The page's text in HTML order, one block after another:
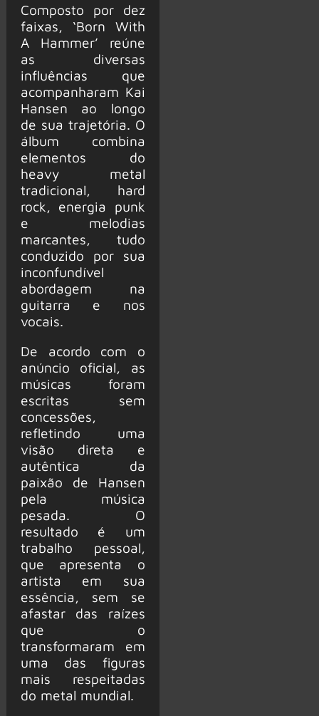
Composto por dez
faixas, ‘Born With
A Hammer’ reúne
as diversas
influências que
acompanharam Kai
Hansen ao longo
de sua trajetória. O
álbum combina
elementos do
heavy metal
tradicional, hard
rock, energia punk
e melodias
marcantes, tudo
conduzido por sua
inconfundível
abordagem na
guitarra e nos
vocais.
De acordo com o
anúncio oficial, as
músicas foram
escritas sem
concessões,
refletindo uma
visão direta e
autêntica da
paixão de Hansen
pela música
pesada. O
resultado é um
trabalho pessoal,
que apresenta o
artista em sua
essência, sem se
afastar das raízes
que o
transformaram em
uma das figuras
mais respeitadas
do metal mundial.